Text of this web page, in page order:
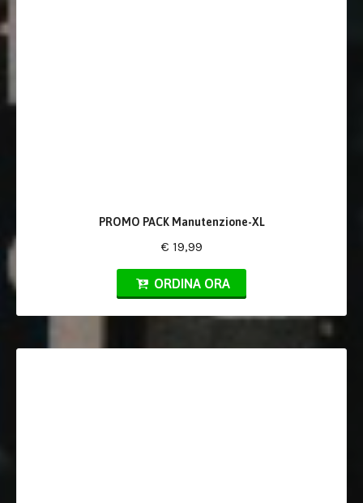
PROMO PACK Manutenzione-XL
€ 19,99
ORDINA ORA